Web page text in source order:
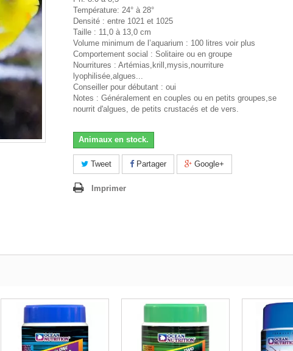
Température: 24° à 28°
Densité : entre 1021 et 1025
Taille : 11,0 à 13,0 cm
Volume minimum de l’aquarium : 100 litres voir plus
Comportement social : Solitaire ou en groupe
Nourritures : Artémias,krill,mysis,nourriture
lyophilisée,algues...
Conseiller pour débutant : oui
Notes : Généralement en couples ou en petits groupes,se
nourrit d'algues, de petits crustacés et de vers.
Animaux en stock.
Tweet Partager Google+
Imprimer